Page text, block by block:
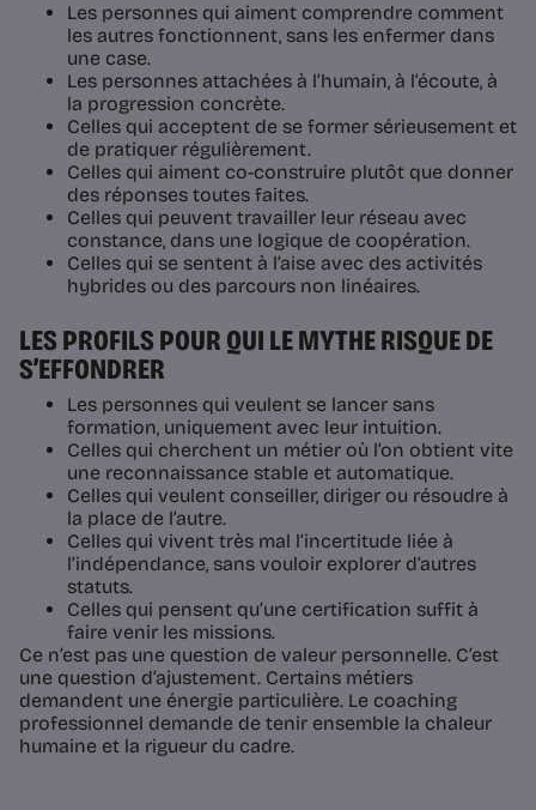
Les personnes qui aiment comprendre comment
les autres fonctionnent, sans les enfermer dans
une case.
Les personnes attachées à l’humain, à l’écoute, à
la progression concrète.
Celles qui acceptent de se former sérieusement et
de pratiquer régulièrement.
Celles qui aiment co-construire plutôt que donner
des réponses toutes faites.
Celles qui peuvent travailler leur réseau avec
constance, dans une logique de coopération.
Celles qui se sentent à l’aise avec des activités
hybrides ou des parcours non linéaires.
LES PROFILS POUR QUI LE MYTHE RISQUE DE
S’EFFONDRER
Les personnes qui veulent se lancer sans
formation, uniquement avec leur intuition.
Celles qui cherchent un métier où l’on obtient vite
une reconnaissance stable et automatique.
Celles qui veulent conseiller, diriger ou résoudre à
la place de l’autre.
Celles qui vivent très mal l’incertitude liée à
l’indépendance, sans vouloir explorer d’autres
statuts.
Celles qui pensent qu’une certification suffit à
faire venir les missions.
Ce n’est pas une question de valeur personnelle. C’est
une question d’ajustement. Certains métiers
demandent une énergie particulière. Le coaching
professionnel demande de tenir ensemble la chaleur
humaine et la rigueur du cadre.